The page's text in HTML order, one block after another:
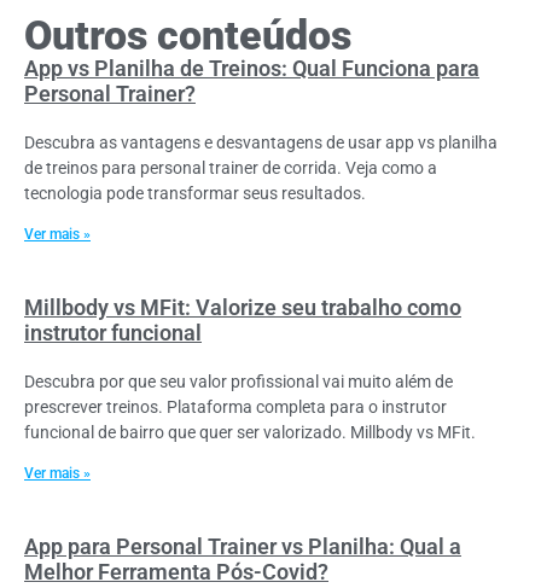
Outros conteúdos
App vs Planilha de Treinos: Qual Funciona para
Personal Trainer?
Descubra as vantagens e desvantagens de usar app vs planilha
de treinos para personal trainer de corrida. Veja como a
tecnologia pode transformar seus resultados.
Ver mais »
Millbody vs MFit: Valorize seu trabalho como
instrutor funcional
Descubra por que seu valor profissional vai muito além de
prescrever treinos. Plataforma completa para o instrutor
funcional de bairro que quer ser valorizado. Millbody vs MFit.
Ver mais »
App para Personal Trainer vs Planilha: Qual a
Melhor Ferramenta Pós-Covid?